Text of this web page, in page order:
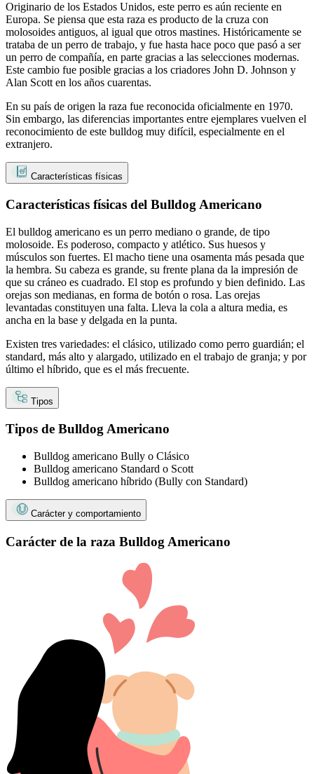
Originario de los Estados Unidos, este perro es aún reciente en
Europa. Se piensa que esta raza es producto de la cruza con
molosoides antiguos, al igual que otros mastines. Históricamente se
trataba de un perro de trabajo, y fue hasta hace poco que pasó a ser
un perro de compañía, en parte gracias a las selecciones modernas.
Este cambio fue posible gracias a los criadores John D. Johnson y
Alan Scott en los años cuarentas.
En su país de origen la raza fue reconocida oficialmente en 1970.
Sin embargo, las diferencias importantes entre ejemplares vuelven el
reconocimiento de este bulldog muy difícil, especialmente en el
extranjero.
Características físicas
Características físicas del Bulldog Americano
El bulldog americano es un perro mediano o grande, de tipo
molosoide. Es poderoso, compacto y atlético. Sus huesos y
músculos son fuertes. El macho tiene una osamenta más pesada que
la hembra. Su cabeza es grande, su frente plana da la impresión de
que su cráneo es cuadrado. El stop es profundo y bien definido. Las
orejas son medianas, en forma de botón o rosa. Las orejas
levantadas constituyen una falta. Lleva la cola a altura media, es
ancha en la base y delgada en la punta.
Existen tres variedades: el clásico, utilizado como perro guardián; el
standard, más alto y alargado, utilizado en el trabajo de granja; y por
último el híbrido, que es el más frecuente.
Tipos
Tipos de Bulldog Americano
Bulldog americano Bully o Clásico
Bulldog americano Standard o Scott
Bulldog americano híbrido (Bully con Standard)
Carácter y comportamiento
Carácter de la raza Bulldog Americano